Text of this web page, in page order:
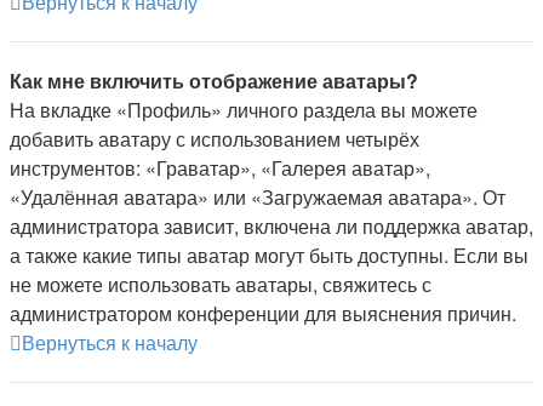
Как мне включить отображение аватары?
На вкладке «Профиль» личного раздела вы можете
добавить аватару с использованием четырёх
инструментов: «Граватар», «Галерея аватар»,
«Удалённая аватара» или «Загружаемая аватара». От
администратора зависит, включена ли поддержка аватар,
а также какие типы аватар могут быть доступны. Если вы
не можете использовать аватары, свяжитесь с
администратором конференции для выяснения причин.
Вернуться к началу